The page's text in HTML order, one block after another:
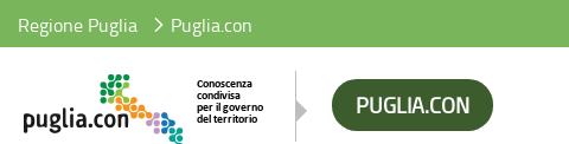
Regione Puglia Puglia.con
PUGLIA.CON